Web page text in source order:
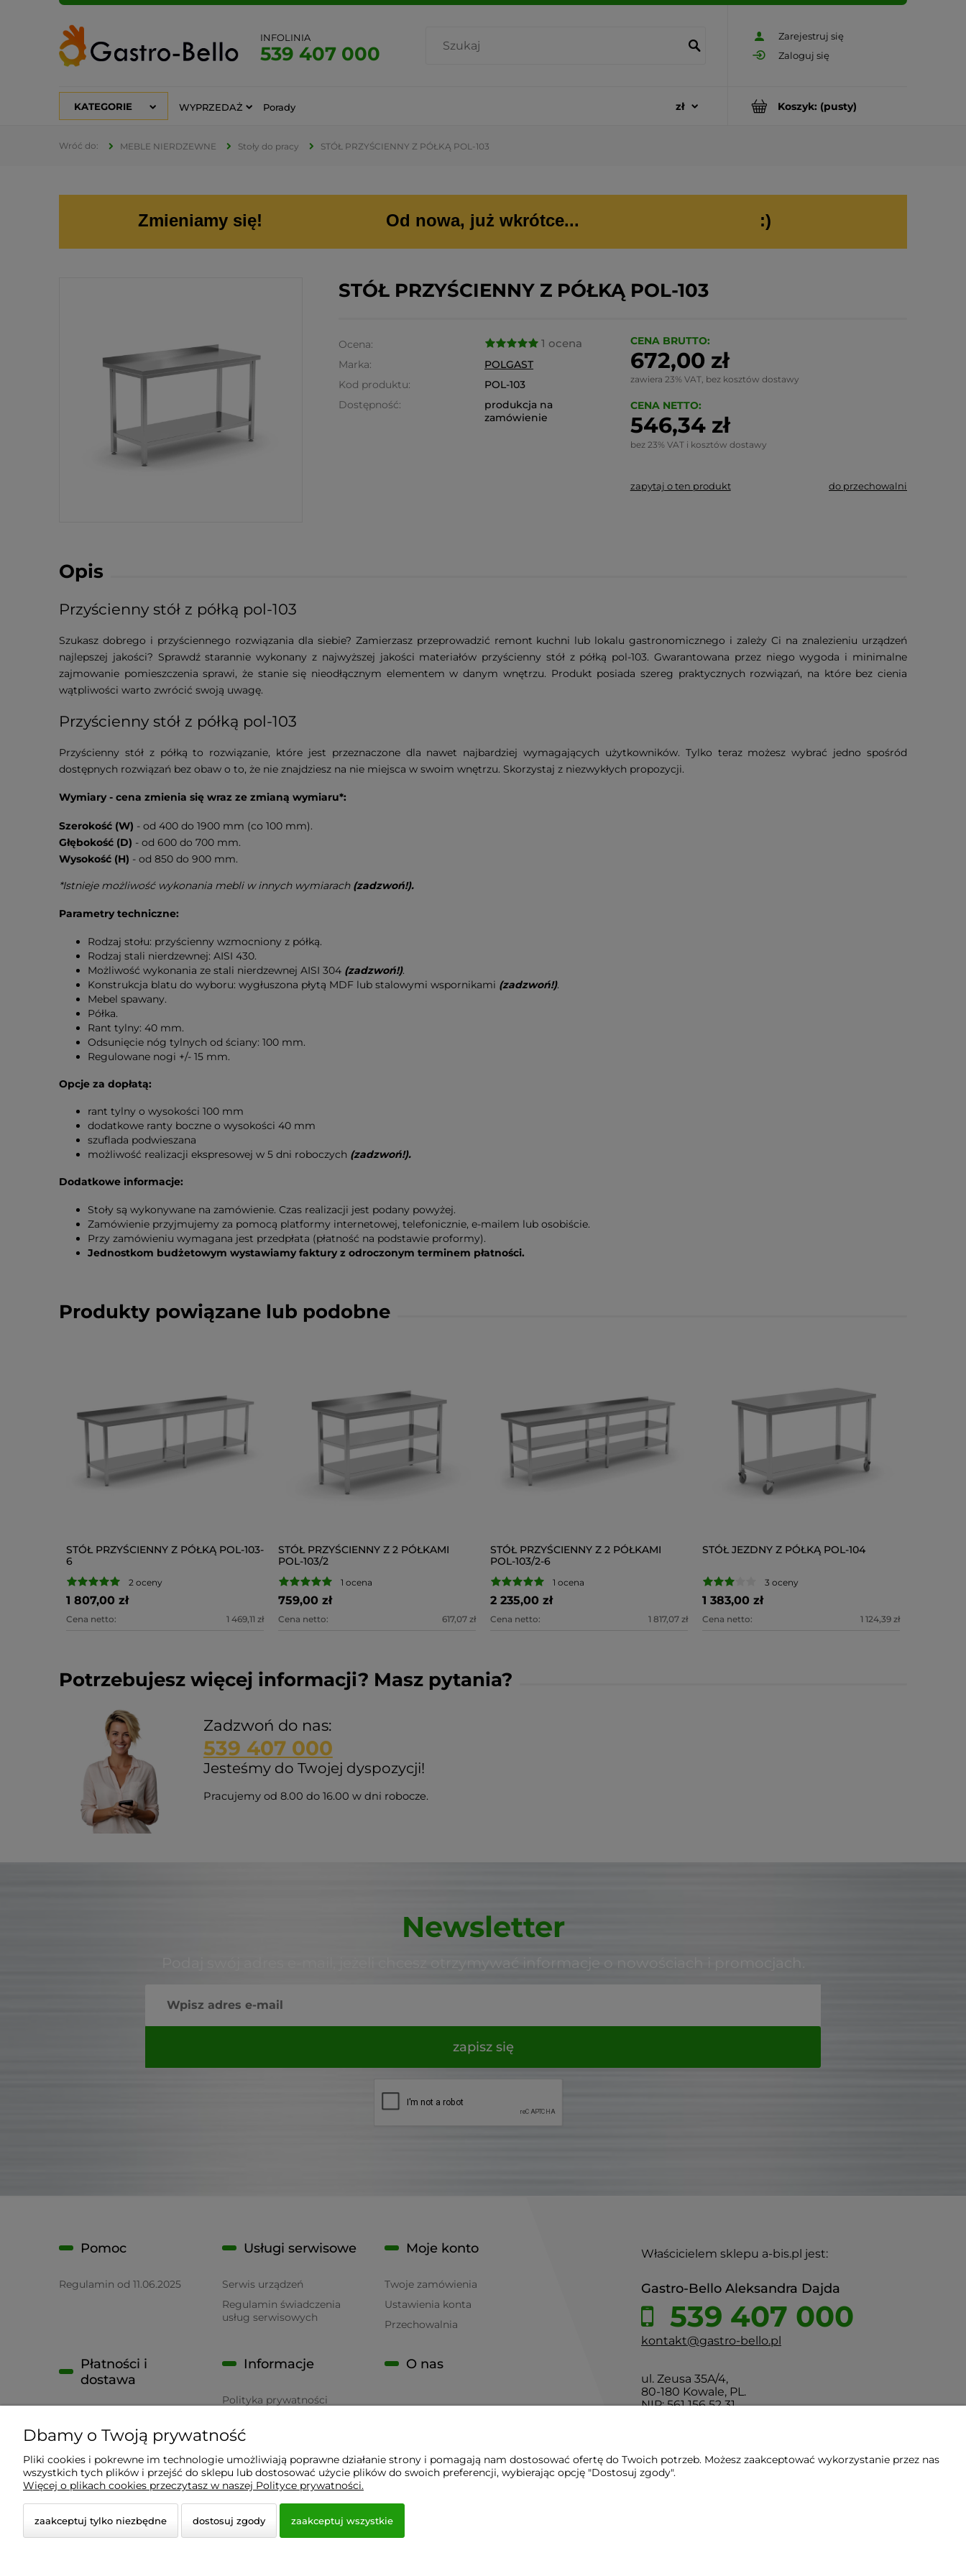
Zarejestruj się
Zaloguj się
INFOLINIA
539 407 000
Koszyk: (pusty)
KATEGORIE WYPRZEDAŻ Porady
MEBLE NIERDZEWNE Stoły do pracy STÓŁ PRZYŚCIENNY Z PÓŁKĄ POL-103
Zmieniamy się! Od nowa, już wkrótce... :)
STÓŁ PRZYŚCIENNY Z PÓŁKĄ POL-103
Ocena: 1 ocena
Marka:
POLGAST
Kod produktu:
POL-103
Dostępność:
produkcja na
zamówienie
CENA BRUTTO:
672,00 zł
zawiera 23% VAT, bez kosztów dostawy
CENA NETTO:
546,34 zł
bez 23% VAT i kosztów dostawy
zapytaj o ten produkt do przechowalni
Opis
Przyścienny stół z półką pol-103
Szukasz dobrego i przyściennego rozwiązania dla siebie? Zamierzasz przeprowadzić remont kuchni lub lokalu gastronomicznego i zależy Ci na znalezieniu urządzeń
najlepszej jakości? Sprawdź starannie wykonany z najwyższej jakości materiałów przyścienny stół z półką pol-103. Gwarantowana przez niego wygoda i minimalne
zajmowanie pomieszczenia sprawi, że stanie się nieodłącznym elementem w danym wnętrzu. Produkt posiada szereg praktycznych rozwiązań, na które bez cienia
wątpliwości warto zwrócić swoją uwagę.
Przyścienny stół z półką pol-103
Przyścienny stół z półką to rozwiązanie, które jest przeznaczone dla nawet najbardziej wymagających użytkowników. Tylko teraz możesz wybrać jedno spośród
dostępnych rozwiązań bez obaw o to, że nie znajdziesz na nie miejsca w swoim wnętrzu. Skorzystaj z niezwykłych propozycji.
Wymiary - cena zmienia się wraz ze zmianą wymiaru*:
Szerokość (W) - od 400 do 1900 mm (co 100 mm).
Głębokość (D) - od 600 do 700 mm.
Wysokość (H) - od 850 do 900 mm.
*Istnieje możliwość wykonania mebli w innych wymiarach (zadzwoń!).
Parametry techniczne:
Rodzaj stołu: przyścienny wzmocniony z półką.
Rodzaj stali nierdzewnej: AISI 430.
Możliwość wykonania ze stali nierdzewnej AISI 304 (zadzwoń!).
Konstrukcja blatu do wyboru: wygłuszona płytą MDF lub stalowymi wspornikami (zadzwoń!).
Mebel spawany.
Półka.
Rant tylny: 40 mm.
Odsunięcie nóg tylnych od ściany: 100 mm.
Regulowane nogi +/- 15 mm.
Opcje za dopłatą:
rant tylny o wysokości 100 mm
dodatkowe ranty boczne o wysokości 40 mm
szuflada podwieszana
możliwość realizacji ekspresowej w 5 dni roboczych (zadzwoń!).
Dodatkowe informacje:
Stoły są wykonywane na zamówienie. Czas realizacji jest podany powyżej.
Zamówienie przyjmujemy za pomocą platformy internetowej, telefonicznie, e-mailem lub osobiście.
Przy zamówieniu wymagana jest przedpłata (płatność na podstawie proformy).
Jednostkom budżetowym wystawiamy faktury z odroczonym terminem płatności.
Produkty powiązane lub podobne
STÓŁ PRZYŚCIENNY Z PÓŁKĄ POL-103-
6
2 oceny
1 807,00 zł
Cena netto: 1 469,11 zł
STÓŁ PRZYŚCIENNY Z 2 PÓŁKAMI
POL-103/2
1 ocena
759,00 zł
Cena netto: 617,07 zł
STÓŁ PRZYŚCIENNY Z 2 PÓŁKAMI
POL-103/2-6
1 ocena
2 235,00 zł
Cena netto: 1 817,07 zł
STÓŁ JEZDNY Z PÓŁKĄ POL-104
3 oceny
1 383,00 zł
Cena netto: 1 124,39 zł
Potrzebujesz więcej informacji? Masz pytania?
Zadzwoń do nas:
539 407 000
Jesteśmy do Twojej dyspozycji!
Pracujemy od 8.00 do 16.00 w dni robocze.
Newsletter
Podaj swój adres e-mail, jeżeli chcesz otrzymywać informacje o nowościach i promocjach.
zapisz się
Właścicielem sklepu a-bis.pl jest:
Gastro-Bello Aleksandra Dajda
539 407 000
kontakt@gastro-bello.pl
ul. Zeusa 35A/4,
80-180 Kowale, PL.
NIP: 561 156 52 31
Pomoc
Regulamin od 11.06.2025
Usługi serwisowe
Serwis urządzeń
Regulamin świadczenia
usług serwisowych
Moje konto
Twoje zamówienia
Ustawienia konta
Przechowalnia
Płatności i
dostawa
Czas realizacji zamówienia
Informacje
Polityka prywatności
O nas
Wyposażenie Gastronomii - Projekty Technologiczne - Sklep Gastronomiczny - Serwis Sprzętu Gastronomicznego | Gdańsk - Trójmiasto - Pomorskie
Dbamy o Twoją prywatność
Pliki cookies i pokrewne im technologie umożliwiają poprawne działanie strony i pomagają nam dostosować ofertę do Twoich potrzeb. Możesz zaakceptować wykorzystanie przez nas
wszystkich tych plików i przejść do sklepu lub dostosować użycie plików do swoich preferencji, wybierając opcję "Dostosuj zgody".
Więcej o plikach cookies przeczytasz w naszej Polityce prywatności.
zaakceptuj tylko niezbędne dostosuj zgody zaakceptuj wszystkie